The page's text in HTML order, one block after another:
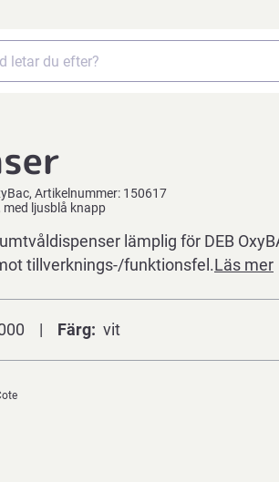
Artikelnummer: 150617
med ljusblå knapp
lämplig för DEB
tillverknings-/funktionsfel.Läs mer
Färg vit